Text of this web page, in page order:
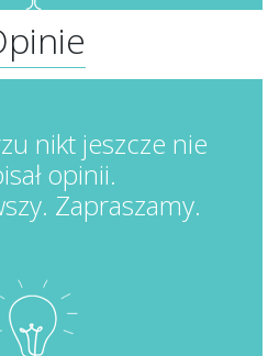
nikt jeszcze nie
opinii.
Zapraszamy.